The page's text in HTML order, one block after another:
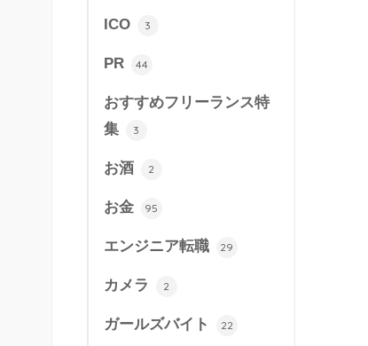
ICO 3
PR 44
おすすめフリーランス特
集
3
お酒 2
お金 95
エンジニア転職 29
カメラ 2
ガールズバイト 22